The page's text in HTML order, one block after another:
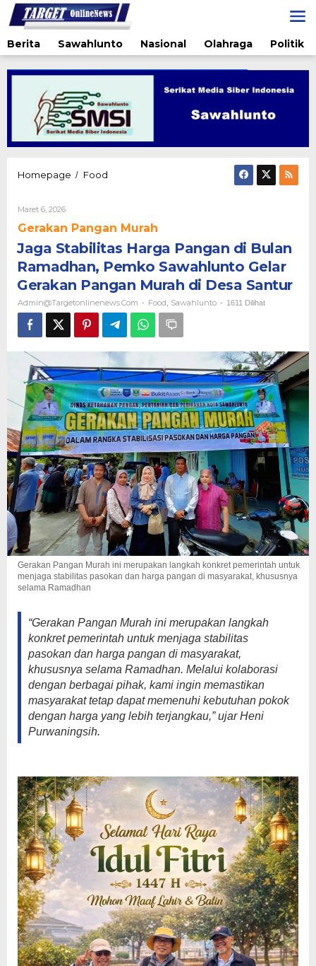
Lewati
ke
konten
Berita
Sawahlunto Nasional Olahraga Politik
Homepage / Food
di
Ramadhan,
Pemko
Gelar
Gerakan
Pangan
Murah
di
Desa
Santur
Maret 6, 2026Oleh
Gerakan Pangan Murah
Jaga Stabilitas Harga Pangan di Bulan
Ramadhan, Pemko Sawahlunto Gelar
Gerakan Pangan Murah di Desa Santur
Admin@targetonlinenews.com - Food Sawahlunto - 1611 Dilihat
Gerakan Pangan Murah ini merupakan langkah konkret pemerintah untuk
menjaga stabilitas pasokan dan harga pangan di masyarakat, khususnya
selama Ramadhan
“Gerakan Pangan Murah ini merupakan langkah
konkret pemerintah untuk menjaga stabilitas
pasokan dan harga pangan di masyarakat,
khususnya selama Ramadhan. Melalui kolaborasi
dengan berbagai pihak, kami ingin memastikan
masyarakat tetap dapat memenuhi kebutuhan pokok
dengan harga yang lebih terjangkau,” ujar Heni
Purwaningsih.